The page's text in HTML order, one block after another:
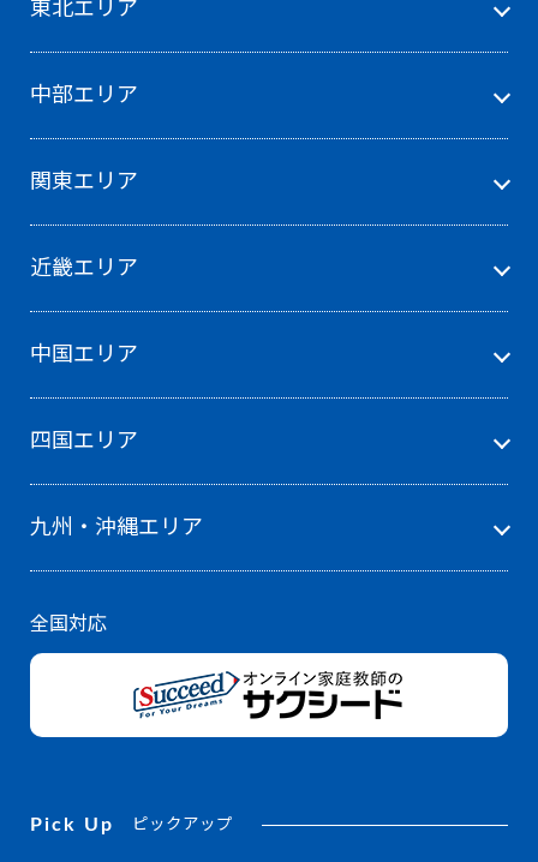
東北エリア
中部エリア
関東エリア
近畿エリア
中国エリア
四国エリア
九州・沖縄エリア
全国対応
Pick Up ピックアップ